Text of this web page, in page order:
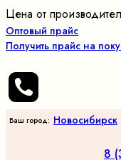
Цена от
Оптовый прайс
Получить прайс на
Ваш город: Новосибирск
8